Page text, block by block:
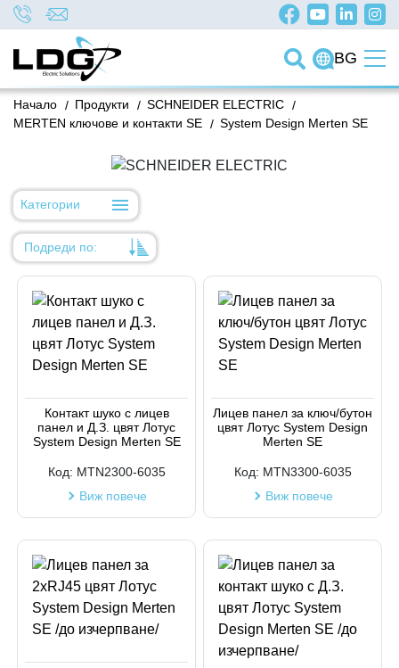
BG
/
Начало /
Продукти /
SCHNEIDER ELECTRIC
/
MERTEN ключове и контакти SE System Design Merten SE
Категории
Подреди по:
Име
Код на артикул
Код на артикул
Контакт шуко с лицев
панел и Д.З. цвят Лотус
System Design Merten SE
Код: MTN2300-6035
Виж повече
Лицев панел за ключ/бутон
цвят Лотус System Design
Merten SE
Код: MTN3300-6035
Виж повече